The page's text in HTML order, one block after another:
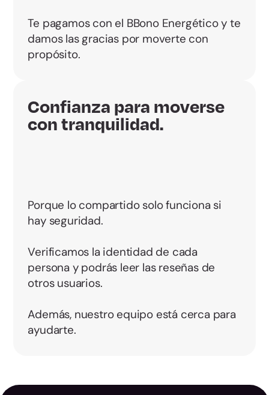
Te pagamos con el BBono Energético y te
damos las gracias por moverte con
propósito.
Confianza para moverse
con tranquilidad.
Porque lo compartido solo funciona si
hay seguridad.
Verificamos la identidad de cada
persona y podrás leer las reseñas de
otros usuarios.
Además, nuestro equipo está cerca para
ayudarte.